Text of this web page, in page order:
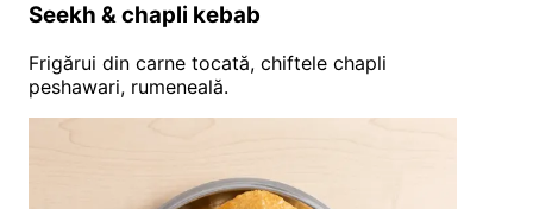
Seekh & chapli kebab
Frigărui din carne tocată, chiftele chapli
peshawari, rumeneală.